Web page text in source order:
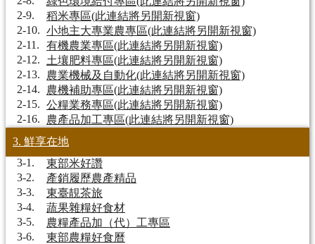
2-9.
稻米專區(此連結將另開新視窗)
2-10. 小地主大專業農專區(此連結將另開新視窗)
2-11.
有機農業專區(此連結將另開新視窗)
2-12.
土壤肥料專區(此連結將另開新視窗)
2-13.
農業機械及自動化(此連結將另開新視窗)
2-14.
農機補助專區(此連結將另開新視窗)
2-15. 公糧業務專區(此連結將另開新視窗)
2-16.
農產品加工專區(此連結將另開新視窗)
3. 鮮享在地
3-1.
東部米好讚
3-2.
產銷履歷農產精品
3-3.
東臺靚茶旅
3-4.
蔬果雜糧好食材
3-5.
農糧產品加（代）工專區
3-6.
東部農糧好食曆